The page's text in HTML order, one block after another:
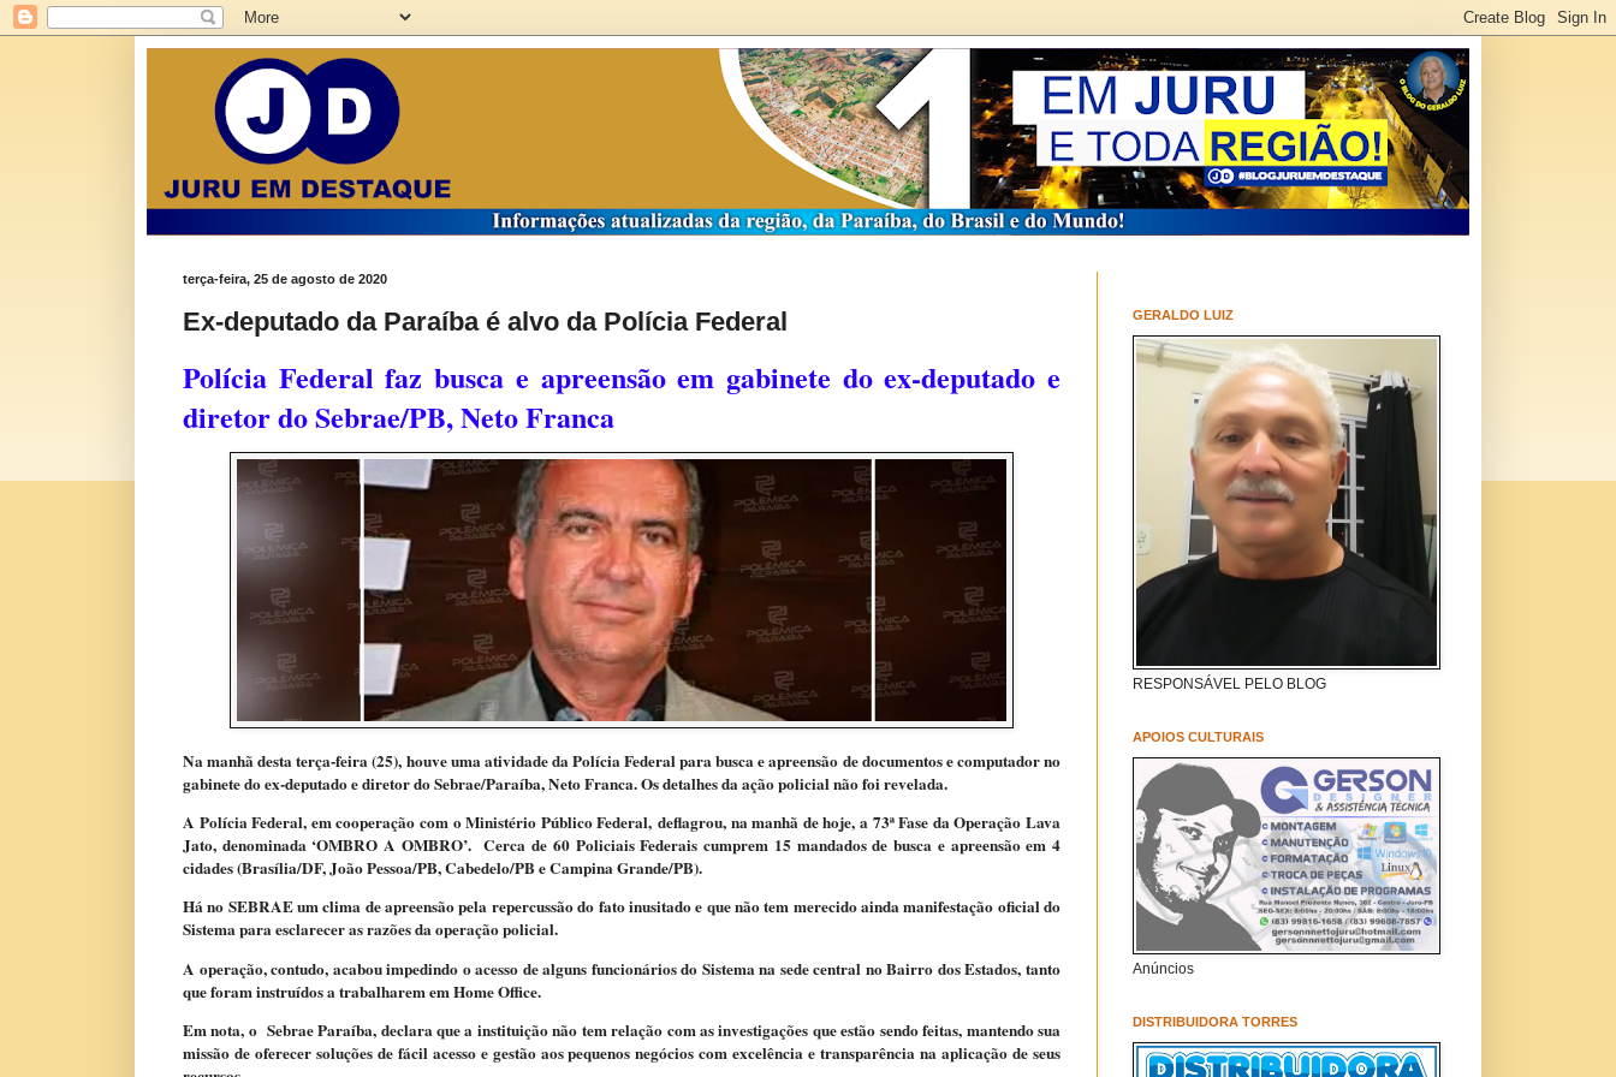
terça-feira, 25 de agosto de 2020
Ex-deputado da Paraíba é alvo da Polícia Federal
Polícia Federal faz busca e apreensão em gabinete do ex-deputado e
diretor do Sebrae/PB, Neto Franca
Na manhã desta terça-feira (25), houve uma atividade da Polícia Federal para busca e apreensão de documentos e computador no
gabinete do ex-deputado e diretor do Sebrae/Paraíba, Neto Franca. Os detalhes da ação policial não foi revelada.
A Polícia Federal, em cooperação com o Ministério Público Federal, deflagrou, na manhã de hoje, a 73ª Fase da Operação Lava
Jato, denominada ‘OMBRO A OMBRO’. Cerca de 60 Policiais Federais cumprem 15 mandados de busca e apreensão em 4
cidades (Brasília/DF, João Pessoa/PB, Cabedelo/PB e Campina Grande/PB).
Há no SEBRAE um clima de apreensão pela repercussão do fato inusitado e que não tem merecido ainda manifestação oficial do
Sistema para esclarecer as razões da operação policial.
A operação, contudo, acabou impedindo o acesso de alguns funcionários do Sistema na sede central no Bairro dos Estados, tanto
que foram instruídos a trabalharem em Home Office.
Em nota, o Sebrae Paraíba, declara que a instituição não tem relação com as investigações que estão sendo feitas, mantendo sua
missão de oferecer soluções de fácil acesso e gestão aos pequenos negócios com excelência e transparência na aplicação de seus
GERALDO LUIZ
RESPONSÁVEL PELO BLOG
APOIOS CULTURAIS
Anúncios
DISTRIBUIDORA TORRES